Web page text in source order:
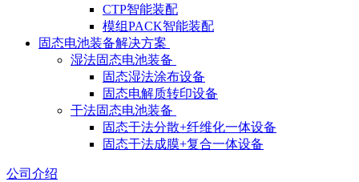
CTP智能装配
模组PACK智能装配
固态电池装备解决方案
湿法固态电池装备
固态湿法涂布设备
固态电解质转印设备
干法固态电池装备
固态干法分散+纤维化一体设备
固态干法成膜+复合一体设备
公司介绍